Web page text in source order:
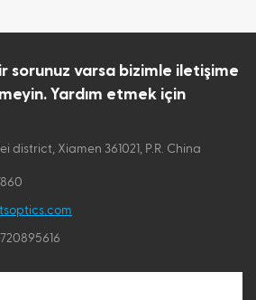
sorunuz varsa bizimle iletişime
Yardım etmek için
district, Xiamen 361021, P.R. China